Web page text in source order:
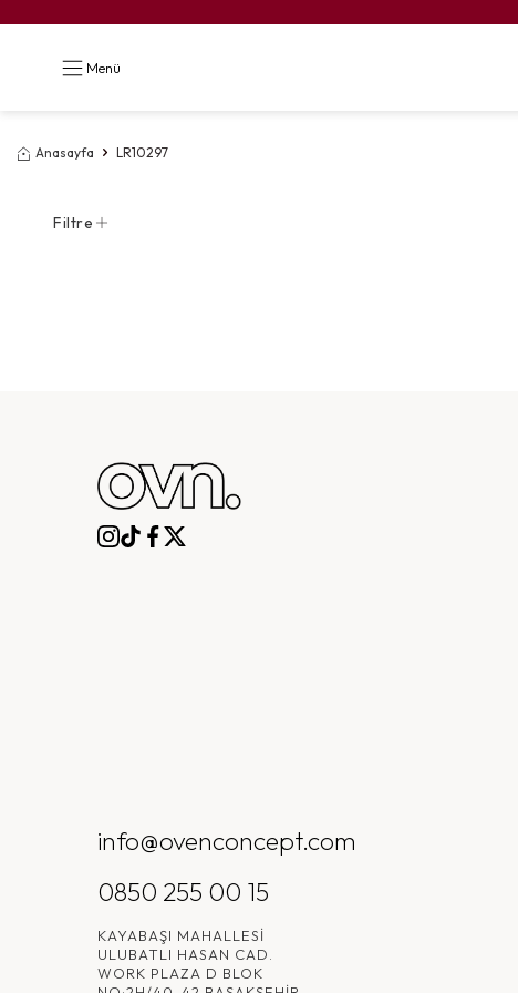
Menü
Anasayfa LR10297
Filtre
info@ovenconcept.com
0850 255 00 15
KAYABAŞI MAHALLESI
ULUBATLI HASAN CAD.
WORK PLAZA D BLOK